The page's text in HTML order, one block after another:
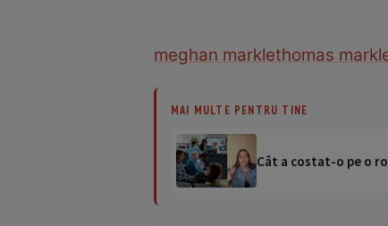
meghan marklethomas
MAI MULTE PENTRU TINE
Cât a costat-o pe o